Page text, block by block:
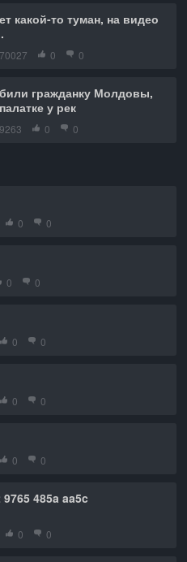
какой-то туман, на видео
70027 0 0
гражданку Молдовы,
у рек
0 0
0 0
0 0
0 0
0 0
0 0
485a aa5c
0 0